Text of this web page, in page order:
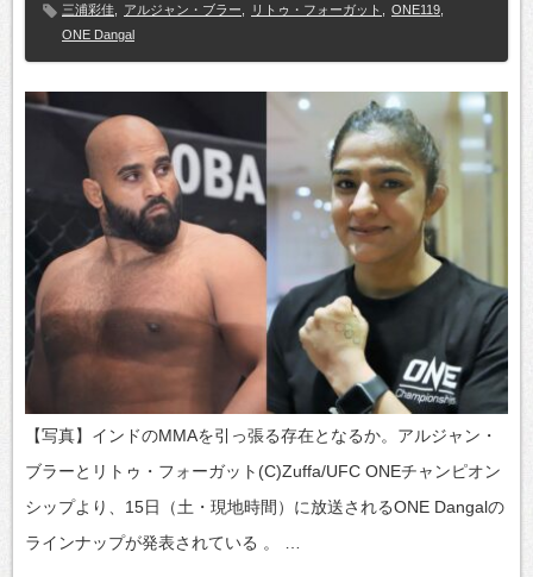
三浦彩佳
アルジャン・ブラー リトゥ・フォーガット ONE119
ONE Dangal
【写真】インドのMMAを引っ張る存在となるか。アルジャン・
ブラーとリトゥ・フォーガット(C)Zuffa/UFC ONEチャンピオン
シップより、15日（土・現地時間）に放送されるONE Dangalの
ラインナップが発表されている 。 …